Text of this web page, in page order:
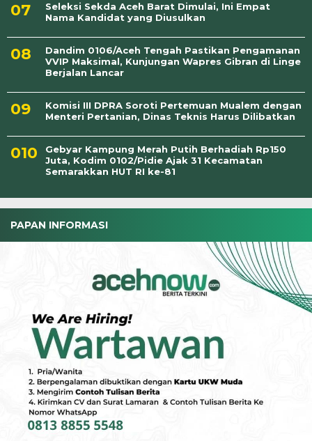
Seleksi Sekda Aceh Barat Dimulai, Ini Empat
Nama Kandidat yang Diusulkan
Dandim 0106/Aceh Tengah Pastikan Pengamanan
VVIP Maksimal, Kunjungan Wapres Gibran di Linge
Berjalan Lancar
Komisi III DPRA Soroti Pertemuan Mualem dengan
Menteri Pertanian, Dinas Teknis Harus Dilibatkan
Gebyar Kampung Merah Putih Berhadiah Rp150
Juta, Kodim 0102/Pidie Ajak 31 Kecamatan
Semarakkan HUT RI ke-81
PAPAN INFORMASI